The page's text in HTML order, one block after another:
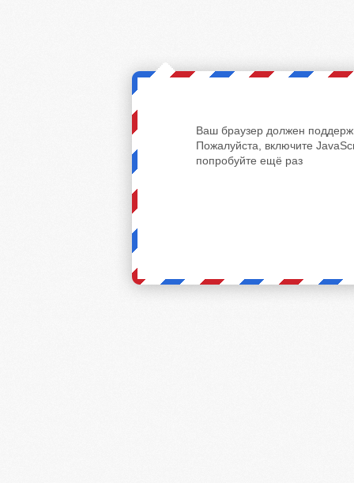
Ваш браузер должен
Пожалуйста, включите
попробуйте ещё раз